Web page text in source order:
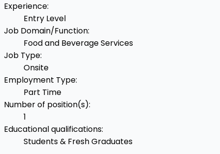
Experience:
Entry Level
Job Domain/Function:
Food and Beverage Services
Job Type:
Onsite
Employment Type:
Part Time
Number of position(s):
1
Educational qualifications:
Students & Fresh Graduates